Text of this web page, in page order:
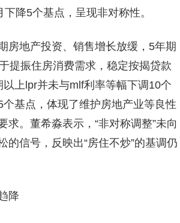
降5个基点，呈现非对称性。
房地产投资、销售增长放缓，5年期
提振住房消费需求，稳定按揭贷款
上lpr并未与mlf利率等幅下调10个
基点，体现了维护房地产业等良性
求。董希淼表示，“非对称调整”未向
的信号，反映出“房住不炒”的基调仍
降